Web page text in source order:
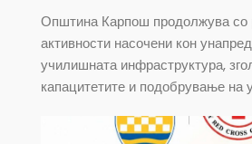
Општина Карпош продолжува со
активности насочени кон
училишната инфраструктура,
капацитетите и подобрување на